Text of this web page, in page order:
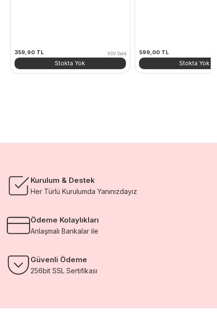
359,90 TL KDV Dahil
Stokta Yok
599,00 TL
Stokta Yok
Kurulum & Destek
Her Türlü Kurulumda Yanınızdayız
Ödeme Kolaylıkları
Anlaşmalı Bankalar ile
Güvenli Ödeme
256bit SSL Sertifikası